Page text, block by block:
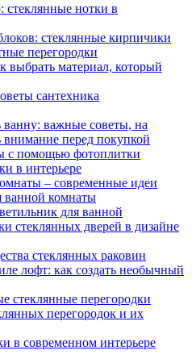
нотки в
стеклянные кирпичики
перегородки
выбрать материал, который
сантехника
важные советы, на
внимание перед покупкой
с помощью фотоплитки
в интерьере
– современные идеи
ванной комнаты
для ванной
стеклянных дверей в дизайне
стеклянных раковин
лофт: как создать необычный
стеклянные перегородки
перегородок и их
в современном интерьере